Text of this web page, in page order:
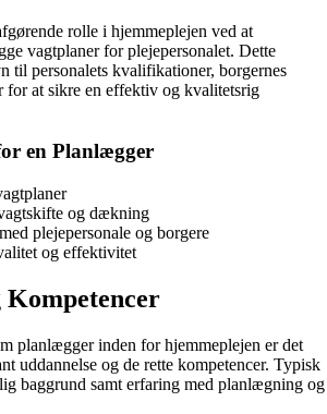
rolle i hjemmeplejen ved at
vagtplaner for plejepersonalet. Dette
til personalets kvalifikationer, borgernes
for at sikre en effektiv og kvalitetsrig
en Planlægger
og dækning
plejepersonale og borgere
og effektivitet
Kompetencer
planlægger inden for hjemmeplejen er det
uddannelse og de rette kompetencer. Typisk
baggrund samt erfaring med planlægning og